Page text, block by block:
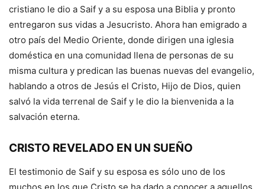
cristiano le dio a Saif y a su esposa una Biblia y pronto
entregaron sus vidas a Jesucristo. Ahora han emigrado a
otro país del Medio Oriente, donde dirigen una iglesia
doméstica en una comunidad llena de personas de su
misma cultura y predican las buenas nuevas del evangelio,
hablando a otros de Jesús el Cristo, Hijo de Dios, quien
salvó la vida terrenal de Saif y le dio la bienvenida a la
salvación eterna.
CRISTO REVELADO EN UN SUEÑO
El testimonio de Saif y su esposa es sólo uno de los